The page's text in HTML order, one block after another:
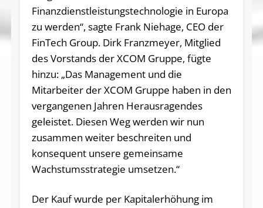
Finanzdienstleistungstechnologie in Europa
zu werden“, sagte Frank Niehage, CEO der
FinTech Group. Dirk Franzmeyer, Mitglied
des Vorstands der XCOM Gruppe, fügte
hinzu: „Das Management und die
Mitarbeiter der XCOM Gruppe haben in den
vergangenen Jahren Herausragendes
geleistet. Diesen Weg werden wir nun
zusammen weiter beschreiten und
konsequent unsere gemeinsame
Wachstumsstrategie umsetzen.“
Der Kauf wurde per Kapitalerhöhung im